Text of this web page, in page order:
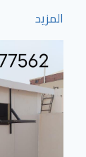
المزيد